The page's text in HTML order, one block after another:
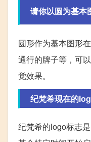
请你以圆为基本
圆形作为基本图形
通行的牌子等，可
觉效果。
纪梵希现在的
纪梵希的logo标志